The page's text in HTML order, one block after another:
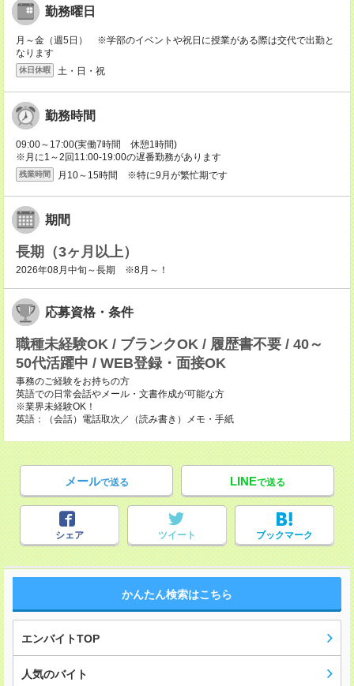
勤務曜日
月～金（週5日） ※学部のイベントや祝日に授業がある際は交代で出勤と
なります
休日休暇 土・日・祝
勤務時間
09:00～17:00(実働7時間 休憩1時間)
※月に1～2回11:00-19:00の遅番勤務があります
残業時間 月10～15時間 ※特に9月が繁忙期です
期間
長期（3ヶ月以上）
2026年08月中旬～長期 ※8月～！
応募資格・条件
職種未経験OK / ブランクOK / 履歴書不要 / 40～
50代活躍中 / WEB登録・面接OK
事務のご経験をお持ちの方
英語での日常会話やメール・文書作成が可能な方
※業界未経験OK！
英語：（会話）電話取次／（読み書き）メモ・手紙
メールで送る LINEで送る
シェア ツイート ブックマーク
かんたん検索はこちら
エンバイトTOP
人気のバイト